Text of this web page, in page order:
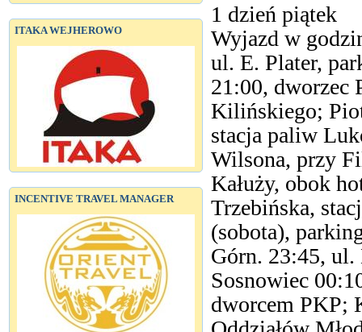
ITAKA WEJHEROWO
INCENTIVE TRAVEL MANAGER
1 dzień piątek
Wyjazd w
ul. E. Plater,
21:00, dworzec
Kilińskiego;
stacja paliw
Wilsona, przy
Kałuży, obok
Trzebińska,
(sobota),
Górn. 23:45,
Sosnowiec
dworcem PKP;